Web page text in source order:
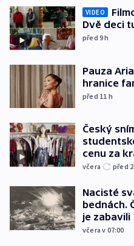
VIDEO
Dvě deci
před 9h
Pauza
hranice
před 11 h
Český
cenu za
včera před
Nacisté
bednách.
je zabavili
včera v 07:00